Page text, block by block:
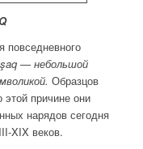
повседневного
— небольшой
Образцов
причине они
нарядов сегодня
XIX веков.